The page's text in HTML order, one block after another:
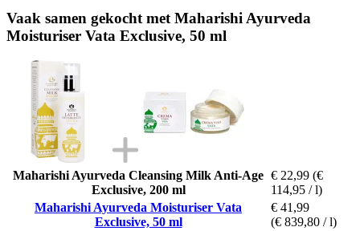
Vaak samen gekocht met Maharishi Ayurveda
Moisturiser Vata Exclusive, 50 ml
Maharishi Ayurveda Cleansing Milk Anti-Age
Exclusive, 200 ml
€ 22,99 (€
114,95 / l)
Maharishi Ayurveda Moisturiser Vata
Exclusive, 50 ml
€ 41,99
(€ 839,80 / l)